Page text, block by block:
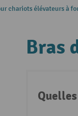
chariots élévateurs à
Bras